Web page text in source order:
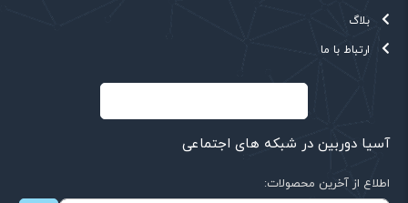
بلاگ
ارتباط با ما
آسیا دوربین در شبکه های اجتماعی
اطلاع از آخرین محصولات: